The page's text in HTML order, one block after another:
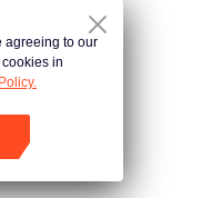
agreeing to our
in